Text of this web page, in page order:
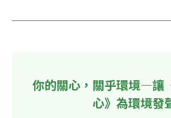
你的關心，關乎環境—讓
心》為環境發